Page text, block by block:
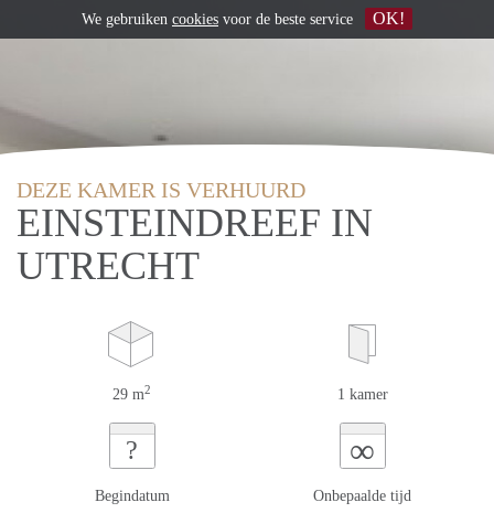
DEZE KAMER IS VERHUURD
EINSTEINDREEF IN
UTRECHT
29 m2 1 kamer
?
Begindatum
∞
Onbepaalde tijd
We gebruiken cookies voor de beste service OK!